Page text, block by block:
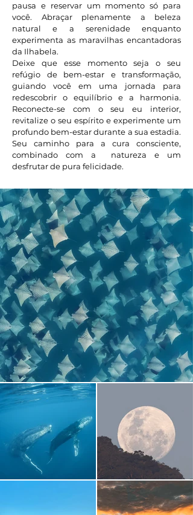
pausa e reservar um momento só para
você. Abraçar plenamente a beleza
natural e a serenidade enquanto
experimenta as maravilhas encantadoras
da Ilhabela.
Deixe que esse momento seja o seu
refúgio de bem-estar e transformação,
guiando você em uma jornada para
redescobrir o equilíbrio e a harmonia.
Reconecte-se com o seu eu interior,
revitalize o seu espírito e experimente um
profundo bem-estar durante a sua estadia.
Seu caminho para a cura consciente,
combinado com a natureza e um
desfrutar de pura felicidade.